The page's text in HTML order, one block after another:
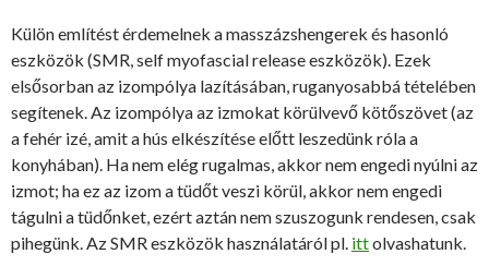
Külön említést érdemelnek a masszázshengerek és hasonló
eszközök (SMR, self myofascial release eszközök). Ezek
elsősorban az izompólya lazításában, ruganyosabbá tételében
segítenek. Az izompólya az izmokat körülvevő kötőszövet (az
a fehér izé, amit a hús elkészítése előtt leszedünk róla a
konyhában). Ha nem elég rugalmas, akkor nem engedi nyúlni az
izmot; ha ez az izom a tüdőt veszi körül, akkor nem engedi
tágulni a tüdőnket, ezért aztán nem szuszogunk rendesen, csak
pihegünk. Az SMR eszközök használatáról pl. ittolvashatunk.